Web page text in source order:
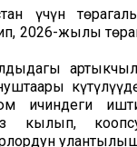
үчүн
2026-жылы
ичиндеги
кылып,